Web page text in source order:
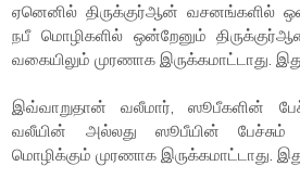
ஏனெனில் திருக்குர்ஆன் வசனங்களில்
நபீ மொழிகளில் ஒன்றேனும்
வகையிலும் முரணாக இருக்கமாட்டாது.
இவ்வாறுதான் வலீமார், ஸூபீகளின்
வலீயின் அல்லது ஸூபீயின் பேச்சும்
மொழிக்கும் முரணாக இருக்கமாட்டாது.